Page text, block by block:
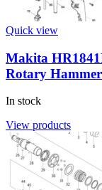
Quick view
Makita
Rotary
In stock
View products